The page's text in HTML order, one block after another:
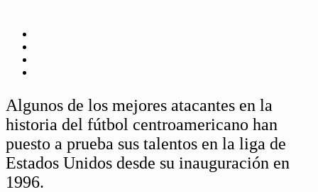
Algunos de los mejores atacantes en la
historia del fútbol centroamericano han
puesto a prueba sus talentos en la liga de
Estados Unidos desde su inauguración en
1996.